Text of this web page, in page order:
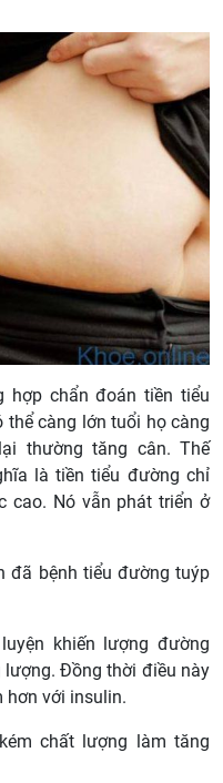
chẩn đoán tiền tiểu
càng lớn tuổi họ càng
thường tăng cân. Thế
là tiền tiểu đường chỉ
cao. Nó vẫn phát triển ở
đã bệnh tiểu đường tuýp
khiến lượng đường
lượng. Đồng thời điều này
hơn với insulin.
chất lượng làm tăng